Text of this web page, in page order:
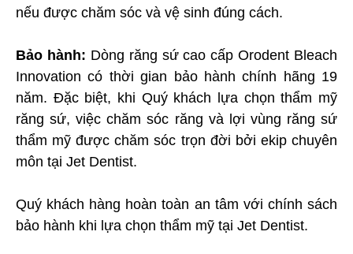
nếu được chăm sóc và vệ sinh đúng cách.
Bảo hành: Dòng răng sứ cao cấp Orodent Bleach
Innovation có thời gian bảo hành chính hãng 19
năm. Đặc biệt, khi Quý khách lựa chọn thẩm mỹ
răng sứ, việc chăm sóc răng và lợi vùng răng sứ
thẩm mỹ được chăm sóc trọn đời bởi ekip chuyên
môn tại Jet Dentist.
Quý khách hàng hoàn toàn an tâm với chính sách
bảo hành khi lựa chọn thẩm mỹ tại Jet Dentist.